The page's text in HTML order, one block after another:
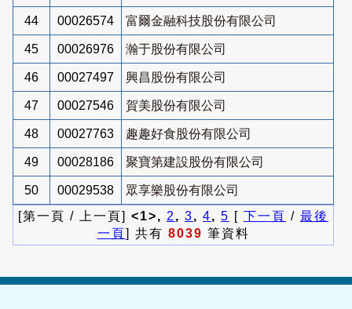
44 00026574 富爾金融科技股份有限公司
45 00026976 瀚于股份有限公司
46 00027497 興昌股份有限公司
47 00027546 賀美股份有限公司
48 00027763 趣趣好食股份有限公司
49 00028186 聚寶第建設股份有限公司
50 00029538
眾享樂股份有限公司
[第一頁 / 上一頁] <1>, 2 , 3, 4, 5 [ 下一頁 / 最後
一頁] 共有 8039 筆資料